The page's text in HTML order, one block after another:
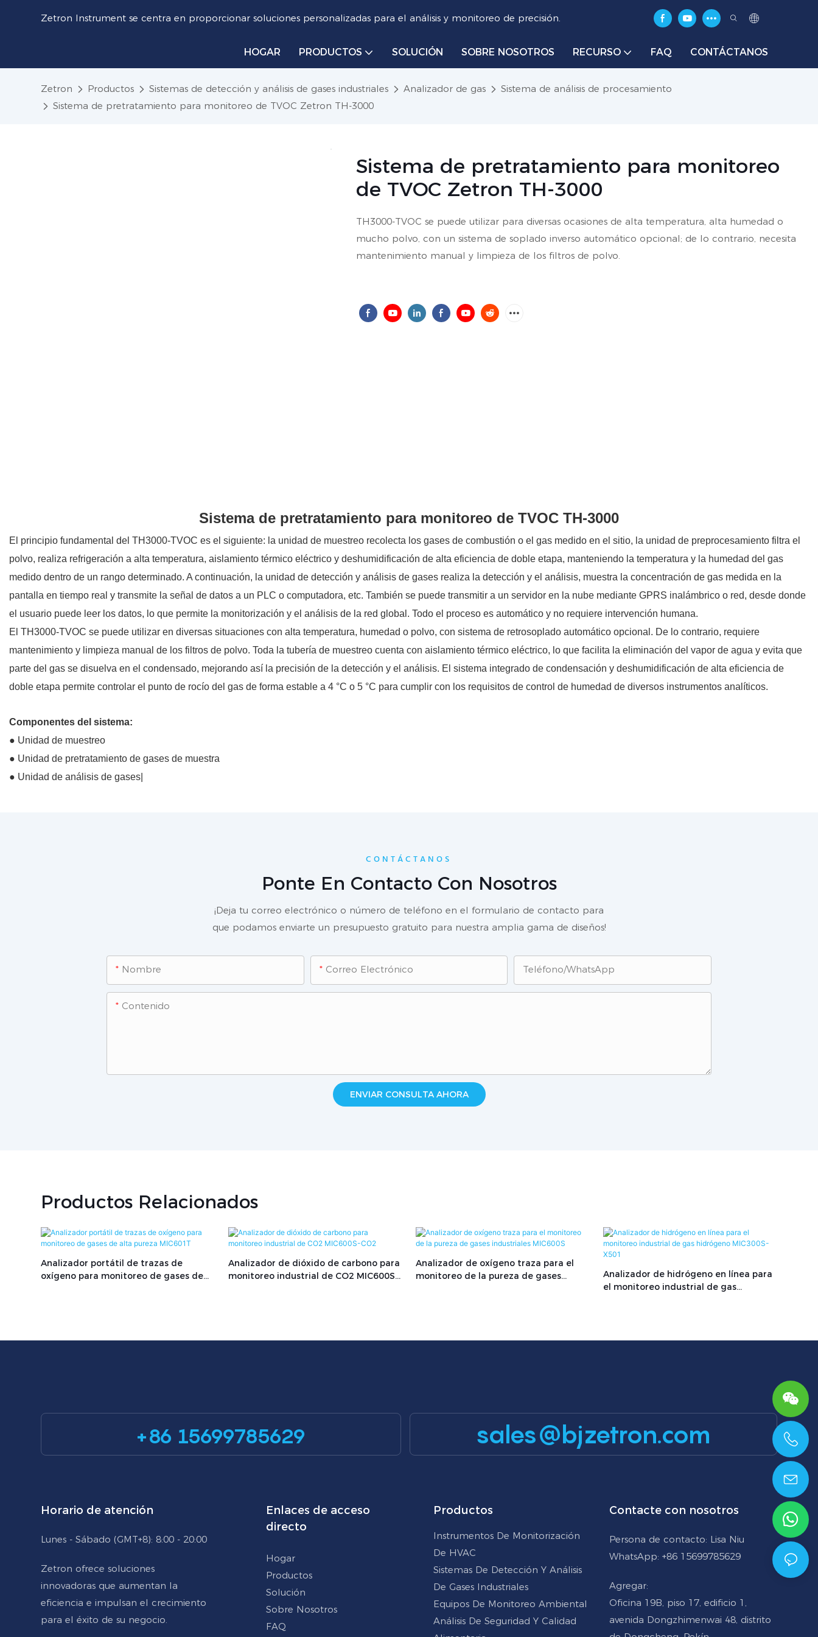
Zetron Instrument se centra en proporcionar soluciones personalizadas para el análisis y monitoreo de precisión.
HOGAR PRODUCTOS SOLUCIÓN SOBRE NOSOTROS RECURSO FAQ CONTÁCTANOS
Zetron Productos Sistemas de detección y análisis de gases industriales Analizador de gas
Sistema de análisis de procesamiento
Sistema de pretratamiento para monitoreo de TVOC Zetron TH-3000
Sistema de pretratamiento para monitoreo
de TVOC Zetron TH-3000
TH3000-TVOC se puede utilizar para diversas ocasiones de alta temperatura, alta humedad o
mucho polvo, con un sistema de soplado inverso automático opcional; de lo contrario, necesita
mantenimiento manual y limpieza de los filtros de polvo.
Sistema de pretratamiento para monitoreo de TVOC TH-3000
El principio fundamental del TH3000-TVOC es el siguiente: la unidad de muestreo recolecta los gases de combustión o el gas medido en el sitio, la unidad de preprocesamiento filtra el
polvo, realiza refrigeración a alta temperatura, aislamiento térmico eléctrico y deshumidificación de alta eficiencia de doble etapa, manteniendo la temperatura y la humedad del gas
medido dentro de un rango determinado. A continuación, la unidad de detección y análisis de gases realiza la detección y el análisis, muestra la concentración de gas medida en la
pantalla en tiempo real y transmite la señal de datos a un PLC o computadora, etc. También se puede transmitir a un servidor en la nube mediante GPRS inalámbrico o red, desde donde
el usuario puede leer los datos, lo que permite la monitorización y el análisis de la red global. Todo el proceso es automático y no requiere intervención humana.
El TH3000-TVOC se puede utilizar en diversas situaciones con alta temperatura, humedad o polvo, con sistema de retrosoplado automático opcional. De lo contrario, requiere
mantenimiento y limpieza manual de los filtros de polvo. Toda la tubería de muestreo cuenta con aislamiento térmico eléctrico, lo que facilita la eliminación del vapor de agua y evita que
parte del gas se disuelva en el condensado, mejorando así la precisión de la detección y el análisis. El sistema integrado de condensación y deshumidificación de alta eficiencia de
doble etapa permite controlar el punto de rocío del gas de forma estable a 4 °C o 5 °C para cumplir con los requisitos de control de humedad de diversos instrumentos analíticos.
Componentes del sistema:
● Unidad de muestreo
● Unidad de pretratamiento de gases de muestra
● Unidad de análisis de gases|
CONTÁCTANOS
Ponte En Contacto Con Nosotros
¡Deja tu correo electrónico o número de teléfono en el formulario de contacto para
que podamos enviarte un presupuesto gratuito para nuestra amplia gama de diseños!
Nombre Correo Electrónico Teléfono/WhatsApp
Contenido
ENVIAR CONSULTA AHORA
Productos Relacionados
Analizador portátil de trazas de
oxígeno para monitoreo de gases de
Analizador de dióxido de carbono para
monitoreo industrial de CO2 MIC600S-
Analizador de oxígeno traza para el
monitoreo de la pureza de gases
Analizador de hidrógeno en línea para
el monitoreo industrial de gas
+86 15699785629 sales@bjzetron.com
Horario de atención
Lunes - Sábado (GMT+8): 8:00 - 20:00
Zetron ofrece soluciones
innovadoras que aumentan la
eficiencia e impulsan el crecimiento
para el éxito de su negocio.
Enlaces de acceso
directo
Hogar
Productos
Solución
Sobre Nosotros
FAQ
Productos
Instrumentos De Monitorización
De HVAC
Sistemas De Detección Y Análisis
De Gases Industriales
Equipos De Monitoreo Ambiental
Análisis De Seguridad Y Calidad
Contacte con nosotros
Persona de contacto: Lisa Niu
WhatsApp: +86 15699785629
Agregar:
Oficina 19B, piso 17, edificio 1,
avenida Dongzhimenwai 48, distrito